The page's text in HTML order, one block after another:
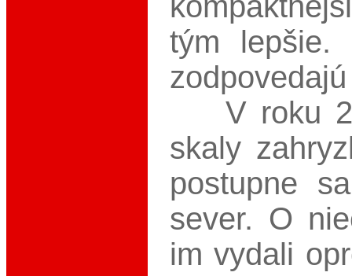
tým lepšie.
V roku
skaly
postupne
sever. O
im vydali